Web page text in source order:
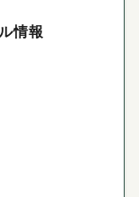
情報